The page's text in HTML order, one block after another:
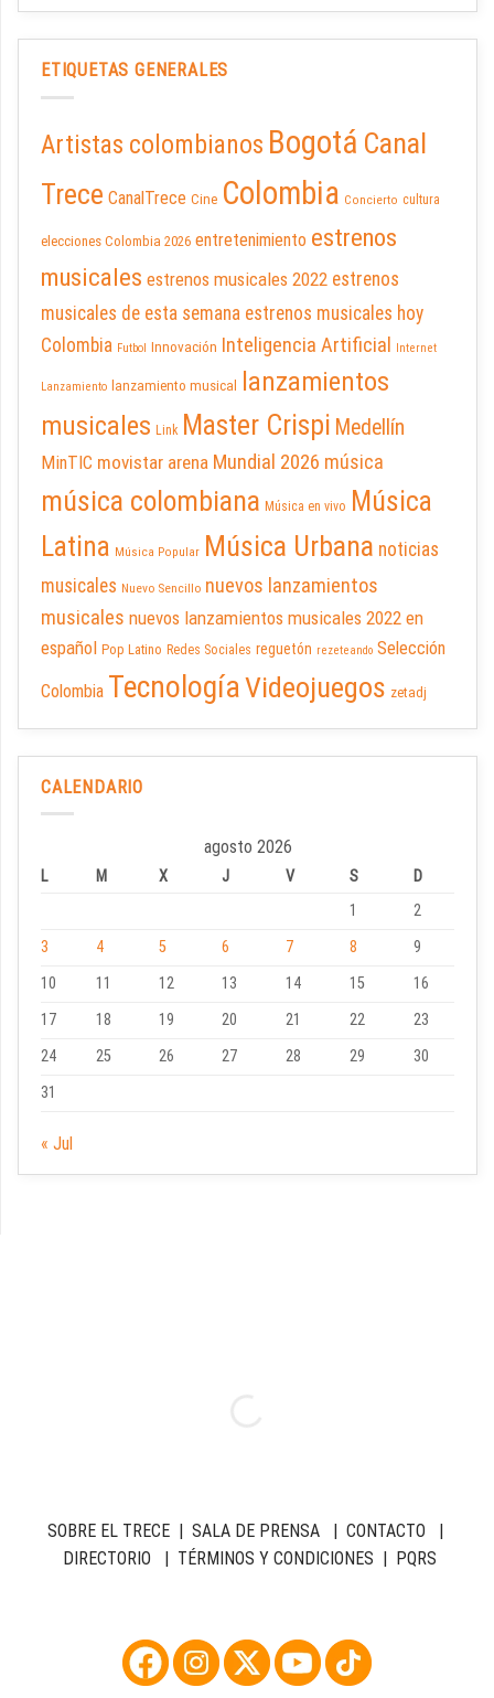
ETIQUETAS GENERALES
Artistas colombianos Bogotá Canal
Trece CanalTrece Cine Colombia Concierto cultura
elecciones Colombia 2026 entretenimiento estrenos
musicales estrenos musicales 2022 estrenos
musicales de esta semana estrenos musicales hoy
Colombia Futbol Innovación Inteligencia Artificial Internet
Lanzamiento lanzamiento musical
lanzamientos
musicales Link Master Crispi Medellín
MinTIC movistar arena Mundial 2026 música
música colombiana Música en vivo Música
Latina Música Popular Música Urbana noticias
musicales Nuevo Sencillo nuevos lanzamientos
musicales nuevos lanzamientos musicales 2022 en
español Pop Latino Redes Sociales reguetón rezeteando Selección
Colombia TecnologíaVideojuegos zetadj
CALENDARIO
agosto 2026
L M X J V S
D
1
2
3
4 5 6 7 8
9
10
11 12 13 14 15
16
17
18 19 20 21 22
23
24
25 26 27 28 29
30
31
« Jul
SOBRE EL TRECE| SALA DE PRENSA| CONTACTO
DIRECTORIO
TÉRMINOS Y CONDICIONES PQRS